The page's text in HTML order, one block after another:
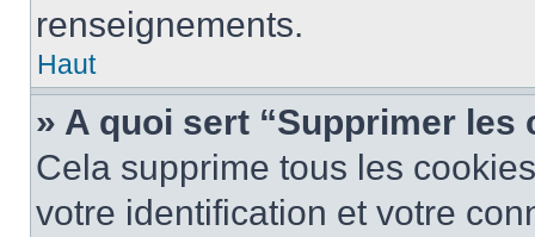
renseignements.
Haut
» A quoi sert “Supprimer les
Cela supprime tous les
votre identification et votre